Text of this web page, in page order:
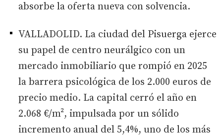
absorbe la oferta nueva con solvencia.
VALLADOLID. La ciudad del Pisuerga ejerce
su papel de centro neurálgico con un
mercado inmobiliario que rompió en 2025
la barrera psicológica de los 2.000 euros de
precio medio. La capital cerró el año en
2.068 €/m², impulsada por un sólido
incremento anual del 5,4%, uno de los más